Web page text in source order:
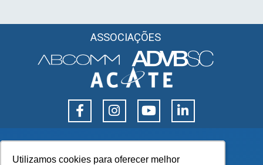
Utilizamos cookies para oferecer melhor
Utilizamos cookies para oferecer melhor
ASSOCIAÇÕES